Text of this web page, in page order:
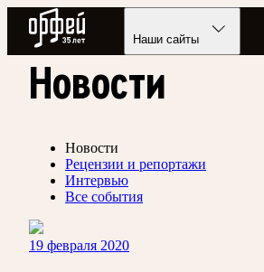
Радио Орфей
Наши сайты
Новости
Новости
Рецензии и репортажи
Интервью
Все события
19 февраля 2020